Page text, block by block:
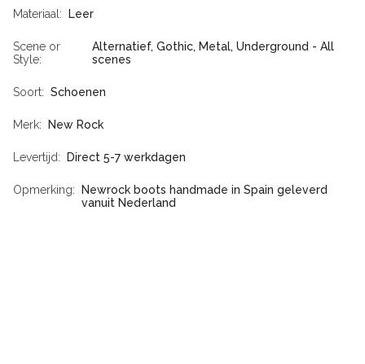
Materiaal Leer
Scene or
Style
Alternatief, Gothic, Metal, Underground - All
scenes
Soort Schoenen
Merk New Rock
Levertijd Direct 5-7 werkdagen
Opmerking
Newrock boots handmade in Spain geleverd
vanuit Nederland